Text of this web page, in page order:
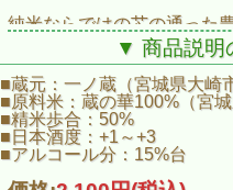
純米ならではの芯の通った
芳醇な旨味に溢れる、
昔ながらの麹の香りのする
滑らかな口当たり、膨らむ
充実した味わいを醸してい
冷やから常温、お燗でも美味
幅広い温度体でお楽しみ頂け
▼ 商品説明
■蔵元：一ノ蔵（宮城県大崎
■原料米：蔵の華100%（宮城
■精米歩合：50%
■日本酒度：+1～+3
■アルコール分：15%台